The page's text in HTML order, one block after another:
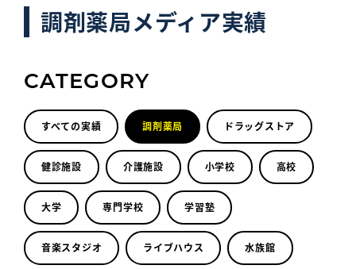
調剤薬局メディア実績
CATEGORY
すべての実績 調剤薬局 ドラッグストア
健診施設 介護施設 小学校 高校
大学 専門学校 学習塾
音楽スタジオ ライブハウス 水族館